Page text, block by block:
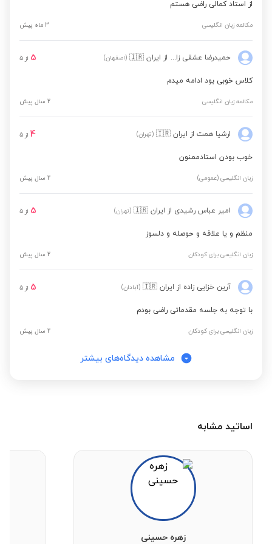
از استاد کمالی راضی هستم
مکالمه زبان انگلیسی 3 ماه پیش
حمیدرضا عشقی زاده از ایران 🇮🇷 (اصفهان) 5 از 5
کلاس خوبی بود ادامه میدم
مکالمه زبان انگلیسی 2 سال پیش
ارشیا همت از ایران 🇮🇷 (تهران) 4 از 5
خوب بودن استادممنون
زبان انگلیسی (عمومی) 2 سال پیش
امیر عباس رشیدی از ایران 🇮🇷 (تهران) 5 از 5
منظم و یا علاقه و حوصله و دلسوز
زبان انگلیسی برای کودکان 2 سال پیش
آرین خزایی زاده از ایران 🇮🇷 (آبادان) 5 از 5
با توجه به جلسه مقدماتی راضی بودم
زبان انگلیسی برای کودکان 2 سال پیش
مشاهده دیدگاه‌های بیشتر
اساتید مشابه
زهره حسینی